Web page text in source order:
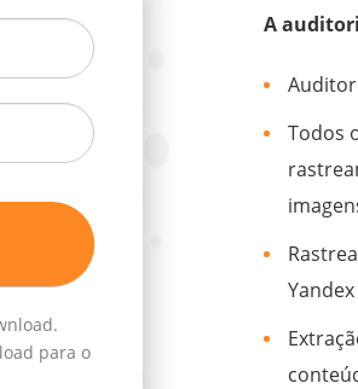
para o
A
Todos
Yandex